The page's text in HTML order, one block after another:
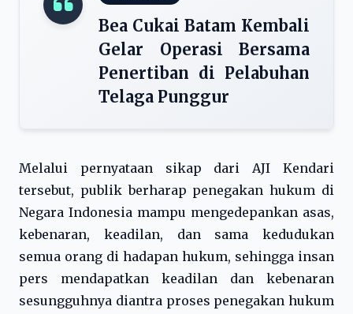
Bea Cukai Batam Kembali
Gelar Operasi Bersama
Penertiban di Pelabuhan
Telaga Punggur
Melalui pernyataan sikap dari AJI Kendari
tersebut, publik berharap penegakan hukum di
Negara Indonesia mampu mengedepankan asas,
kebenaran, keadilan, dan sama kedudukan
semua orang di hadapan hukum, sehingga insan
pers mendapatkan keadilan dan kebenaran
sesungguhnya diantra proses penegakan hukum